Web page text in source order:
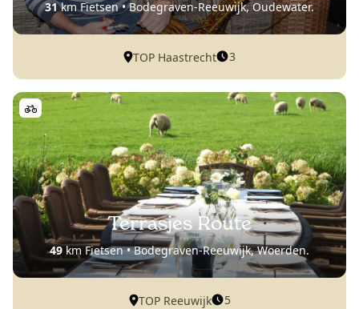
31km Fietsen • Bodegraven-Reeuwijk, Oudewater.
TOP Haastrecht 3
Terrasjes Route
49km Fietsen • Bodegraven-Reeuwijk, Woerden.
TOP Reeuwijk 5